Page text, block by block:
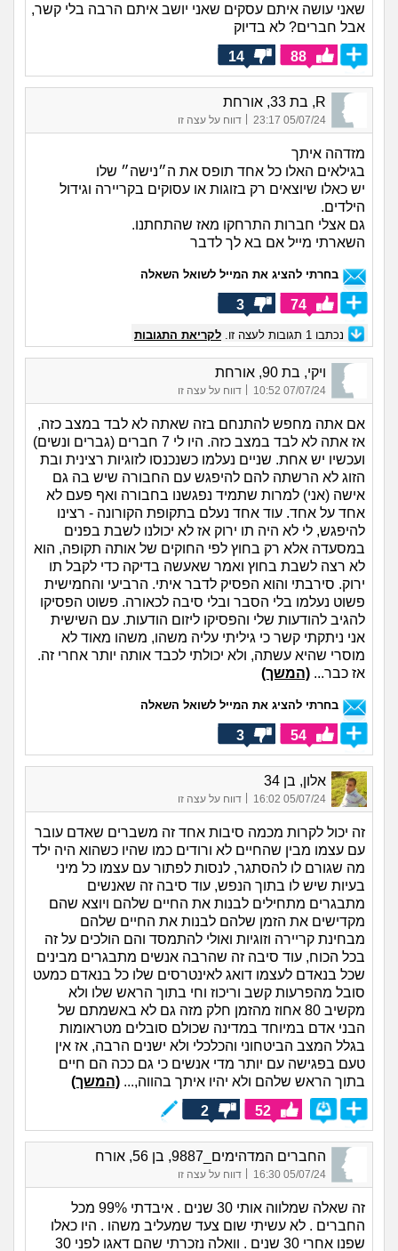
שאני עושה איתם עסקים שאני יושב איתם הרבה בלי קשר,
אבל חברים? לא בדיוק
88
14
R, בת 33, אורחת
05/07/24 23:17
| דווח על עצה זו
מזדהה איתך
בגילאים האלו כל אחד תופס את ה״נישה״ שלו
יש כאלו שיוצאים רק בזוגות או עסוקים בקריירה וגידול
הילדים.
גם אצלי חברות התרחקו מאז שהתחתנו.
השארתי מייל אם בא לך לדבר
בחרתי להציג את המייל לשואל השאלה
74
3
נכתבו 1 תגובות לעצה זו. לקריאת התגובות
ויקי, בת 90, אורחת
07/07/24 10:52
| דווח על עצה זו
אם אתה מחפש להתנחם בזה שאתה לא לבד במצב כזה,
אז אתה לא לבד במצב כזה. היו לי 7 חברים (גברים ונשים)
ועכשיו יש אחת. שניים נעלמו כשנכנסו לזוגיות רצינית ובת
הזוג לא הרשתה להם להיפגש עם החבורה שיש בה גם
אישה (אני) למרות שתמיד נפגשנו בחבורה ואף פעם לא
אחד על אחד. עוד אחד נעלם בתקופת הקורונה - רצינו
להיפגש, לי לא היה תו ירוק אז לא יכולנו לשבת בפנים
במסעדה אלא רק בחוץ לפי החוקים של אותה תקופה, הוא
לא רצה לשבת בחוץ ואמר שאעשה בדיקה כדי לקבל תו
ירוק. סירבתי והוא הפסיק לדבר איתי. הרביעי והחמישית
פשוט נעלמו בלי הסבר ובלי סיבה לכאורה. פשוט הפסיקו
להגיב להודעות שלי והפסיקו ליזום הודעות. עם השישית
אני ניתקתי קשר כי גיליתי עליה משהו, משהו מאוד לא
מוסרי שהיא עשתה, ולא יכולתי לכבד אותה יותר אחרי זה.
אז כבר... (המשך)
בחרתי להציג את המייל לשואל השאלה
54
3
אלון, בן 34
05/07/24 16:02
| דווח על עצה זו
זה יכול לקרות מכמה סיבות אחד זה משברים שאדם עובר
עם עצמו מבין שהחיים לא ורודים כמו שהיו כשהוא היה ילד
מה שגורם לו להסתגר, לנסות לפתור עם עצמו כל מיני
בעיות שיש לו בתוך הנפש, עוד סיבה זה שאנשים
מתבגרים מתחילים לבנות את החיים שלהם ויוצא שהם
מקדישים את הזמן שלהם לבנות את החיים שלהם
מבחינת קריירה וזוגיות ואולי להתמסד והם הולכים על זה
בכל הכוח, עוד סיבה זה שהרבה אנשים מתבגרים מבינים
שכל בנאדם לעצמו דואג לאינטרסים שלו כל בנאדם כמעט
סובל מהפרעות קשב וריכוז וחי בתוך הראש שלו ולא
מקשיב 80 אחוז מהזמן חלק מזה גם לא באשמתם של
הבני אדם במיוחד במדינה שכולם סובלים מטראומות
בגלל המצב הביטחוני והכלכלי ולא ישנים הרבה, אז אין
טעם בפגישה עם יותר מדי אנשים כי גם ככה הם חיים
בתוך הראש שלהם ולא יהיו איתך בהווה,... (המשך)
52
2
החברים המדהימים_9887, בן 56, אורח
05/07/24 16:30 דווח על עצה זו
זה שאלה שמלווה אותי 30 שנים . איבדתי 99% מכל
החברים . לא עשיתי שום צעד שמעליב משהו . היו כאלו
שפנו אחרי 30 שנים . וואלה נזכרתי שהם דאגו לפני 30